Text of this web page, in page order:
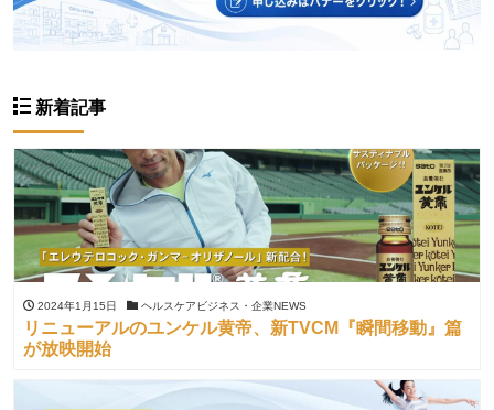
新着記事
2024年1月15日 ヘルスケアビジネス・企業NEWS
リニューアルのユンケル黄帝、新TVCM『瞬間移動』篇
が放映開始